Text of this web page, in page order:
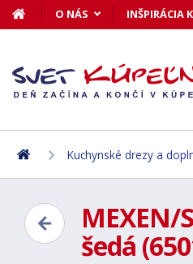
O NÁS INŠPIRÁCIA
Kuchynské drezy a
MEXEN/
šedá